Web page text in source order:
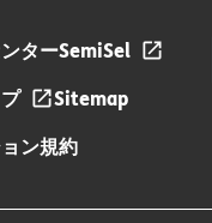
ターSemiSel
Sitemap
ン規約